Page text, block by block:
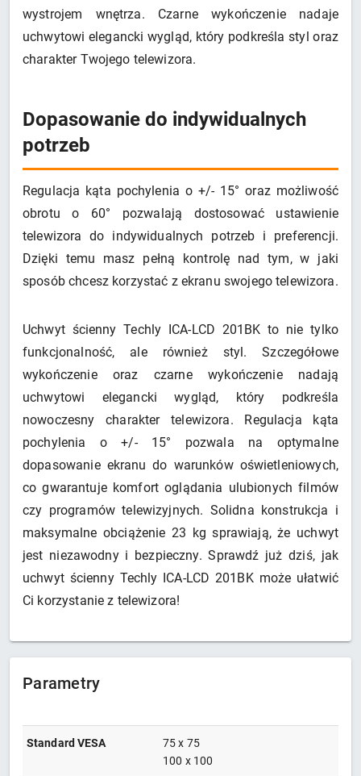
wystrojem wnętrza. Czarne wykończenie nadaje
uchwytowi elegancki wygląd, który podkreśla styl oraz
charakter Twojego telewizora.
Dopasowanie do indywidualnych
potrzeb
Regulacja kąta pochylenia o +/- 15° oraz możliwość
obrotu o 60° pozwalają dostosować ustawienie
telewizora do indywidualnych potrzeb i preferencji.
Dzięki temu masz pełną kontrolę nad tym, w jaki
sposób chcesz korzystać z ekranu swojego telewizora.
Uchwyt ścienny Techly ICA-LCD 201BK to nie tylko
funkcjonalność, ale również styl. Szczegółowe
wykończenie oraz czarne wykończenie nadają
uchwytowi elegancki wygląd, który podkreśla
nowoczesny charakter telewizora. Regulacja kąta
pochylenia o +/- 15° pozwala na optymalne
dopasowanie ekranu do warunków oświetleniowych,
co gwarantuje komfort oglądania ulubionych filmów
czy programów telewizyjnych. Solidna konstrukcja i
maksymalne obciążenie 23 kg sprawiają, że uchwyt
jest niezawodny i bezpieczny. Sprawdź już dziś, jak
uchwyt ścienny Techly ICA-LCD 201BK może ułatwić
Ci korzystanie z telewizora!
Parametry
Standard VESA
75 x 75
100 x 100